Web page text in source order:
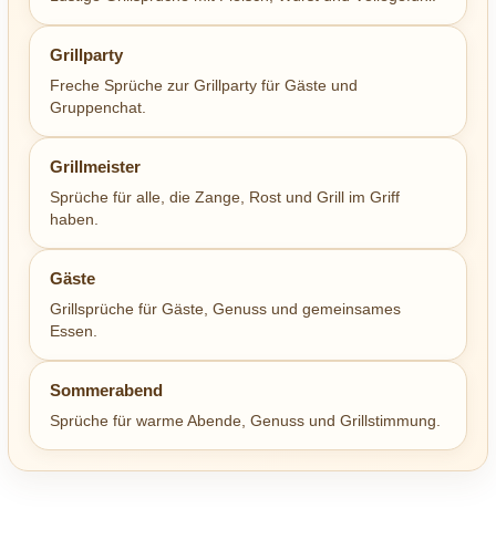
Grillparty
Freche Sprüche zur Grillparty für Gäste und
Gruppenchat.
Grillmeister
Sprüche für alle, die Zange, Rost und Grill im Griff
haben.
Gäste
Grillsprüche für Gäste, Genuss und gemeinsames
Essen.
Sommerabend
Sprüche für warme Abende, Genuss und Grillstimmung.